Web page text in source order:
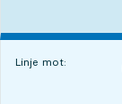
Linje mot: